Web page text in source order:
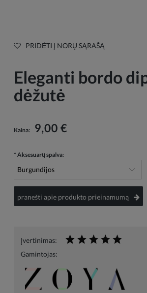
PRIDĖTI Į NORŲ SĄRAŠĄ
Eleganti bordo
dėžutė
Kaina: 9,00 €
* Aksesuarų spalva:
pranešti apie produkto prieinamumą
Įvertinimas:
Gamintojas: